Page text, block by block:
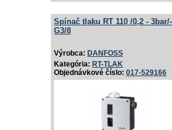
Spínač tlaku RT 110 /­0,2 - 3bar/­
G3/­8
Výrobca: DANFOSS
Kategória: RT-TLAK
Objednávkové číslo: 017-529166